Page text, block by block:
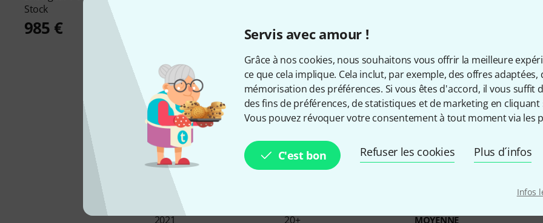
Servis avec amour !
Grâce à nos cookies, nous souhaitons vous offrir la meilleure
ce que cela implique. Cela inclut, par exemple, des offres
mémorisation des préférences. Si vous êtes d'accord, il vous suffit
des fins de préférences, de statistiques et de marketing en
Vous pouvez révoquer votre consentement à tout moment via les
C'est bon Refuser les cookies Plus d´infos
Infos
Stock
985 €
Infos sur Showgear
CHEZ NOUS DEPUIS
2021 20+
MOYENNE